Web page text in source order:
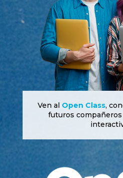
Ven al Open Class,
futuros